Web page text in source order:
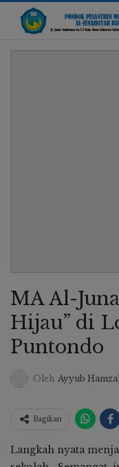
MA Al-
Hijau” di
Puntondo
Oleh Ayyub
Bagikan
Langkah nyata